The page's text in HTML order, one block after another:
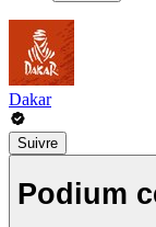
Dakar
Suivre
Podium